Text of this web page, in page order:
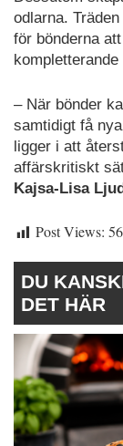
odlarna.
för bönderna
– När bönder
samtidigt få
ligger i att
affärskritiskt
Kajsa-Lisa
Post Views:
DU
DET HÄR